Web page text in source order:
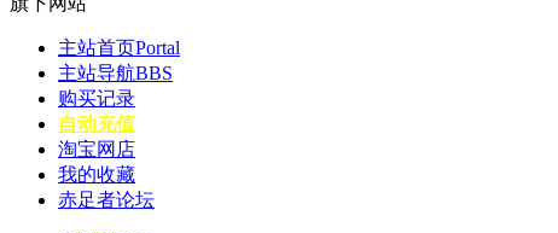
主站首页Portal
主站导航BBS
购买记录
自动充值
淘宝网店
我的收藏
赤足者论坛